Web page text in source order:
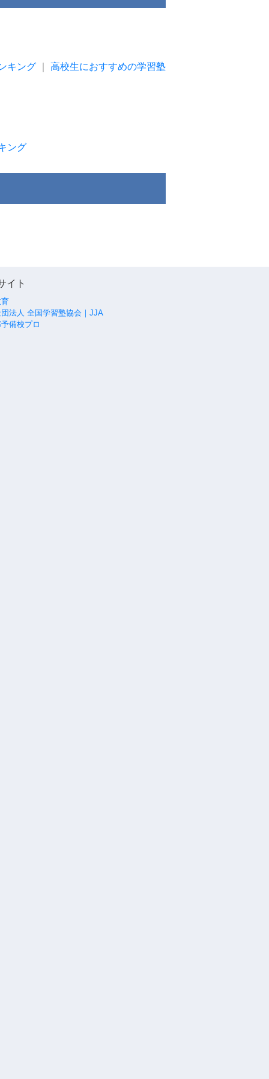
キング 高校生におすすめの学習塾
ング
イト
法人 全国学習塾協会｜JJA
備校プロ